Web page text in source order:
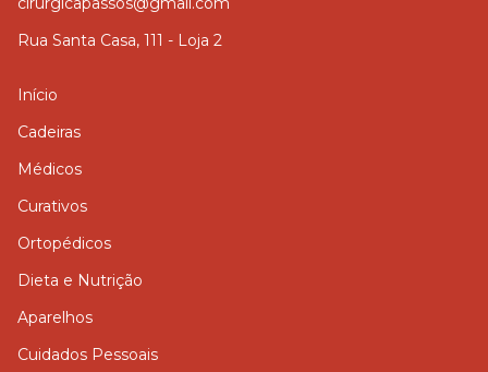
Rua Santa Casa, 111 - Loja 2
Início
Cadeiras
Médicos
Curativos
Ortopédicos
Dieta e Nutrição
Aparelhos
Cuidados Pessoais